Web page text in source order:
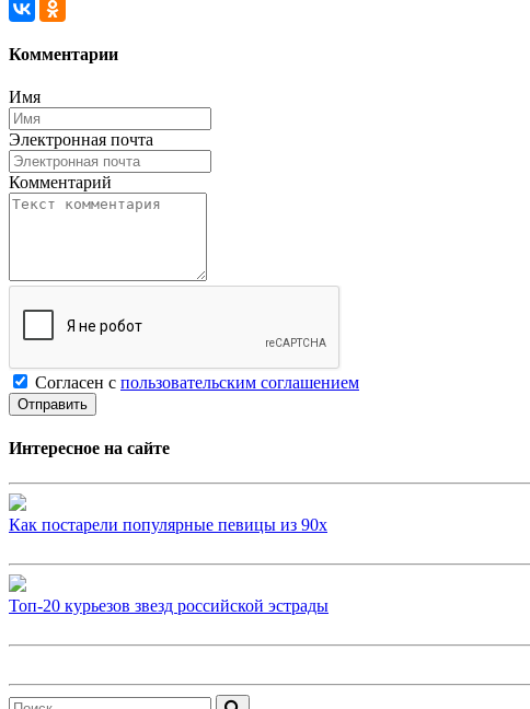
Комментарии
Имя
Электронная почта
Комментарий
Согласен с пользовательским соглашением
Интересное на сайте
Как постарели популярные певицы из 90х
Топ-20 курьезов звезд российской эстрады